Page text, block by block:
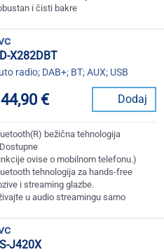
i čisti bakre
X282DBT
radio; DAB+; BT; AUX; USB
€ Dodaj
bežična tehnologija
ovise o mobilnom telefonu.)
tehnologija za hands-free
i streaming glazbe.
u audio streamingu samo
J420X